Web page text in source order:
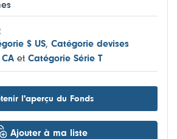
$ US, Catégorie devises
et Catégorie Série T
l'aperçu du Fonds
Ajouter à ma liste